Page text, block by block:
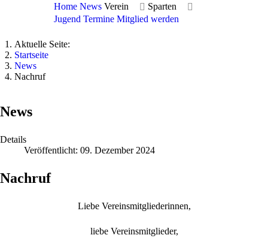
Home News Verein
Sparten
Jugend Termine Mitglied werden
Aktuelle Seite:
Startseite
News
Nachruf
News
Details
Veröffentlicht: 09. Dezember 2024
Nachruf
Liebe Vereinsmitgliederinnen,
liebe Vereinsmitglieder,